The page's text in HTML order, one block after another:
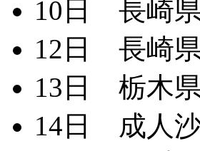
10日 長崎
12日 長崎
13日 栃木
14日 成人